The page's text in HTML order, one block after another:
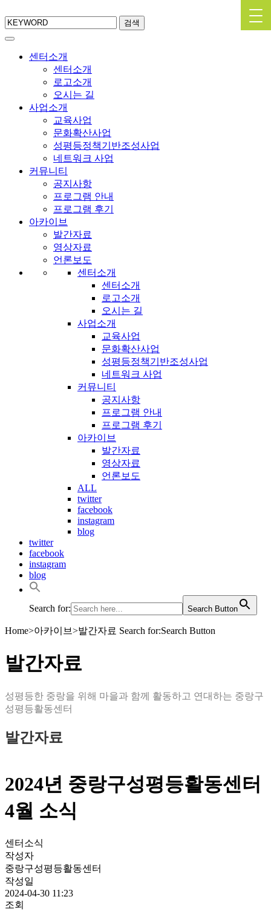
검색
센터소개
센터소개
로고소개
오시는 길
사업소개
교육사업
문화확산사업
성평등정책기반조성사업
네트워크 사업
커뮤니티
공지사항
프로그램 안내
프로그램 후기
아카이브
발간자료
영상자료
언론보도
센터소개
센터소개
로고소개
오시는 길
사업소개
교육사업
문화확산사업
성평등정책기반조성사업
네트워크 사업
커뮤니티
공지사항
프로그램 안내
프로그램 후기
아카이브
발간자료
영상자료
언론보도
ALL
twitter
facebook
instagram
blog
twitter
facebook
instagram
blog
Search for: Search Button
Home>아카이브>발간자료 Search for:Search Button
발간자료
성평등한 중랑을 위해 마을과 함께 활동하고 연대하는 중랑구
성평등활동센터
발간자료
2024년 중랑구성평등활동센터
4월 소식
센터소식
작성자
중랑구성평등활동센터
작성일
2024-04-30 11:23
조회